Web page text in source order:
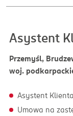
Asystent
Przemyśl,
woj.
Asystent
Umowa na